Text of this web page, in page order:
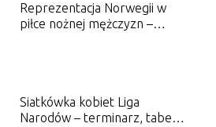
Reprezentacja Norwegii w
piłce nożnej mężczyzn –
Siatkówka kobiet Liga
Narodów – terminarz, tabela,